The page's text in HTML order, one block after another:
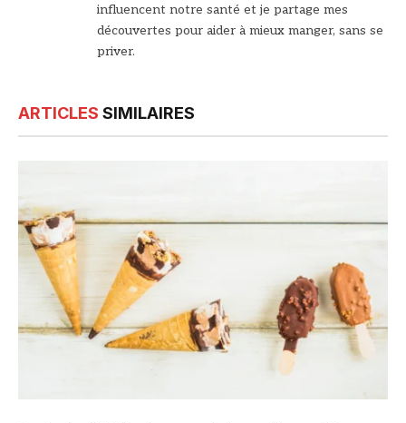
influencent notre santé et je partage mes
découvertes pour aider à mieux manger, sans se
priver.
ARTICLES SIMILAIRES